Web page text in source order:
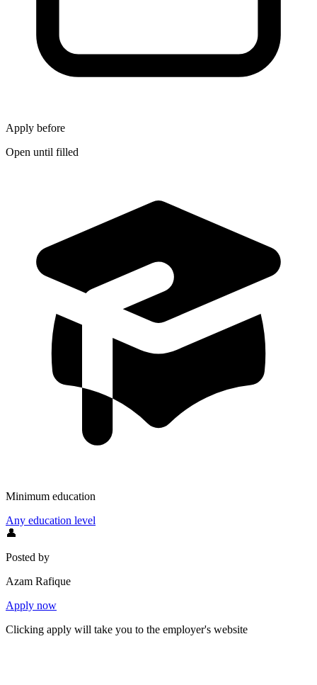
Apply before
Open until filled
Minimum education
Any education level
👤
Posted by
Azam Rafique
Apply now
Clicking apply will take you to the employer's website